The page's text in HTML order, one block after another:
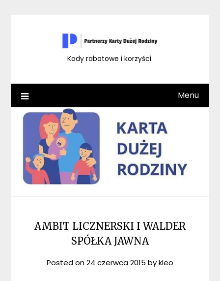
Kody rabatowe i korzyści.
Menu
AMBIT LICZNERSKI I WALDER
SPÓŁKA JAWNA
Posted on24 czerwca 2015 bykleo